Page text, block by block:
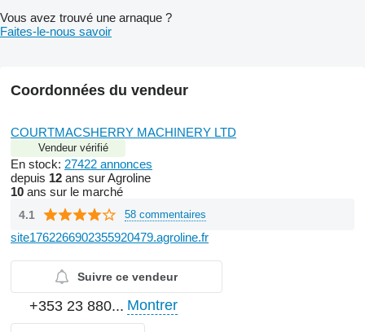
Vous avez trouvé une arnaque ?
Faites-le-nous savoir
Coordonnées du vendeur
COURTMACSHERRY MACHINERY LTD
Vendeur vérifié
En stock: 27422 annonces
depuis 12 ans sur Agroline
10 ans sur le marché
4.1 58 commentaires
site1762266902355920479.agroline.fr
Suivre ce vendeur
+353 23 880... Montrer